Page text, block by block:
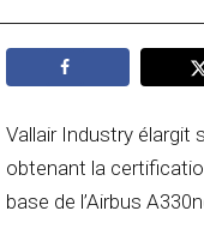
Vallair Industry élargit
obtenant la
base de l’Airbus